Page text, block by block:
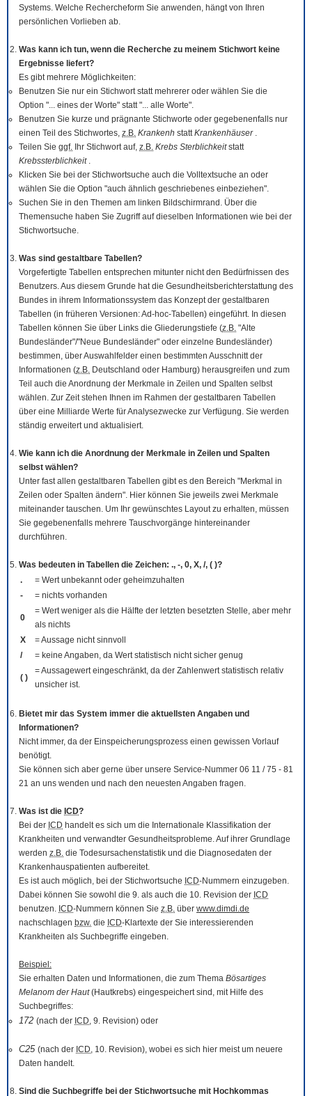
Systems. Welche Rechercheform Sie anwenden, hängt von Ihren
persönlichen Vorlieben ab.
Was kann ich tun, wenn die Recherche zu meinem Stichwort keine
Ergebnisse liefert?
Es gibt mehrere Möglichkeiten:
Benutzen Sie nur ein Stichwort statt mehrerer oder wählen Sie die
Option "... eines der Worte" statt "... alle Worte".
Benutzen Sie kurze und prägnante Stichworte oder gegebenenfalls nur
einen Teil des Stichwortes, z.B. Krankenh stattKrankenhäuser .
Teilen Sie ggf. Ihr Stichwort auf, z.B. Krebs Sterblichkeitstatt
Krebssterblichkeit .
Klicken Sie bei der Stichwortsuche auch die Volltextsuche an oder
wählen Sie die Option "auch ähnlich geschriebenes einbeziehen".
Suchen Sie in den Themen am linken Bildschirmrand. Über die
Themensuche haben Sie Zugriff auf dieselben Informationen wie bei der
Stichwortsuche.
Was sind gestaltbare Tabellen?
Vorgefertigte Tabellen entsprechen mitunter nicht den Bedürfnissen des
Benutzers. Aus diesem Grunde hat die Gesundheitsberichterstattung des
Bundes in ihrem Informationssystem das Konzept der gestaltbaren
Tabellen (in früheren Versionen: Ad-hoc-Tabellen) eingeführt. In diesen
Tabellen können Sie über Links die Gliederungstiefe (z.B. "Alte
Bundesländer"/"Neue Bundesländer" oder einzelne Bundesländer)
bestimmen, über Auswahlfelder einen bestimmten Ausschnitt der
Informationen (z.B. Deutschland oder Hamburg) herausgreifen und zum
Teil auch die Anordnung der Merkmale in Zeilen und Spalten selbst
wählen. Zur Zeit stehen Ihnen im Rahmen der gestaltbaren Tabellen
über eine Milliarde Werte für Analysezwecke zur Verfügung. Sie werden
ständig erweitert und aktualisiert.
Wie kann ich die Anordnung der Merkmale in Zeilen und Spalten
selbst wählen?
Unter fast allen gestaltbaren Tabellen gibt es den Bereich "Merkmal in
Zeilen oder Spalten ändern". Hier können Sie jeweils zwei Merkmale
miteinander tauschen. Um Ihr gewünschtes Layout zu erhalten, müssen
Sie gegebenenfalls mehrere Tauschvorgänge hintereinander
durchführen.
Was bedeuten in Tabellen die Zeichen: ., -, 0, X, /, ( )?
.
= Wert unbekannt oder geheimzuhalten
-
= nichts vorhanden
0
= Wert weniger als die Hälfte der letzten besetzten Stelle, aber mehr
als nichts
X
= Aussage nicht sinnvoll
/
= keine Angaben, da Wert statistisch nicht sicher genug
( )
= Aussagewert eingeschränkt, da der Zahlenwert statistisch relativ
unsicher ist.
Bietet mir das System immer die aktuellsten Angaben und
Informationen?
Nicht immer, da der Einspeicherungsprozess einen gewissen Vorlauf
benötigt.
Sie können sich aber gerne über unsere Service-Nummer 06 11 / 75 - 81
21 an uns wenden und nach den neuesten Angaben fragen.
Was ist die ICD?
Bei der ICD handelt es sich um die Internationale Klassifikation der
Krankheiten und verwandter Gesundheitsprobleme. Auf ihrer Grundlage
werden z.B. die Todesursachenstatistik und die Diagnosedaten der
Krankenhauspatienten aufbereitet.
Es ist auch möglich, bei der Stichwortsuche ICD-Nummern einzugeben.
Dabei können Sie sowohl die 9. als auch die 10. Revision der ICD
benutzen. ICD-Nummern können Sie z.B. über www.dimdi.de
nachschlagen bzw. die ICD-Klartexte der Sie interessierenden
Krankheiten als Suchbegriffe eingeben.
Beispiel:
Sie erhalten Daten und Informationen, die zum Thema Bösartiges
Melanom der Haut(Hautkrebs) eingespeichert sind, mit Hilfe des
Suchbegriffes:
172 (nach der ICD, 9. Revision) oder
C25 (nach der ICD, 10. Revision), wobei es sich hier meist um neuere
Daten handelt.
Sind die Suchbegriffe bei der Stichwortsuche mit Hochkommas